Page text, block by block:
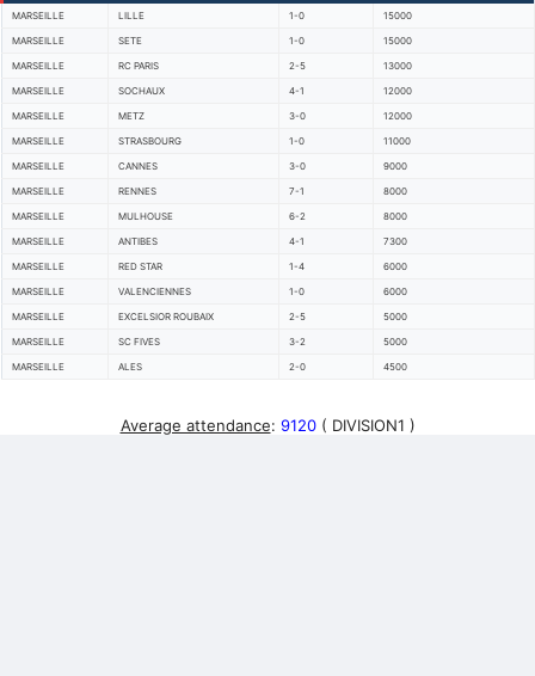
MARSEILLE LILLE 1-0 15000
MARSEILLE SETE 1-0 15000
MARSEILLE RC PARIS 2-5 13000
MARSEILLE SOCHAUX 4-1 12000
MARSEILLE METZ 3-0 12000
MARSEILLE STRASBOURG 1-0 11000
MARSEILLE CANNES 3-0 9000
MARSEILLE RENNES 7-1 8000
MARSEILLE MULHOUSE 6-2 8000
MARSEILLE ANTIBES 4-1 7300
MARSEILLE RED STAR 1-4 6000
MARSEILLE VALENCIENNES 1-0 6000
MARSEILLE EXCELSIOR ROUBAIX 2-5 5000
MARSEILLE SC FIVES 3-2 5000
MARSEILLE ALES 2-0 4500
Average attendance: 9120 ( DIVISION1 )